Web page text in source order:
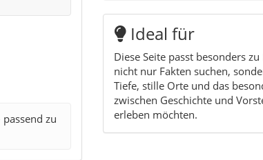
zu
Ideal für
Diese Seite passt besonders
nicht nur Fakten suchen,
Tiefe, stille Orte und das
zwischen Geschichte und
erleben möchten.